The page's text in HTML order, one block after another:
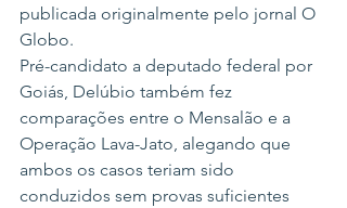
publicada originalmente pelo jornal O
Globo.
Pré-candidato a deputado federal por
Goiás, Delúbio também fez
comparações entre o Mensalão e a
Operação Lava-Jato, alegando que
ambos os casos teriam sido
conduzidos sem provas suficientes